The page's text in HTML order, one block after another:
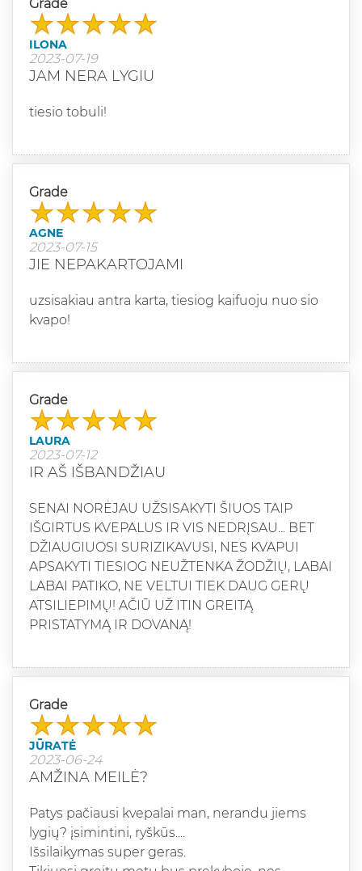
Grade
ILONA
2023-07-19
JAM NERA LYGIU
tiesio tobuli!
Grade
AGNE
2023-07-15
JIE NEPAKARTOJAMI
uzsisakiau antra karta, tiesiog kaifuoju nuo sio
kvapo!
Grade
LAURA
2023-07-12
IR AŠ IŠBANDŽIAU
SENAI NORĖJAU UŽSISAKYTI ŠIUOS TAIP
IŠGIRTUS KVEPALUS IR VIS NEDRĮSAU... BET
DŽIAUGIUOSI SURIZIKAVUSI, NES KVAPUI
APSAKYTI TIESIOG NEUŽTENKA ŽODŽIŲ, LABAI
LABAI PATIKO, NE VELTUI TIEK DAUG GERŲ
ATSILIEPIMŲ! AČIŪ UŽ ITIN GREITĄ
PRISTATYMĄ IR DOVANĄ!
Grade
JŪRATĖ
2023-06-24
AMŽINA MEILĖ?
Patys pačiausi kvepalai man, nerandu jiems
lygių? įsimintini, ryškūs....
Išsilaikymas super geras.